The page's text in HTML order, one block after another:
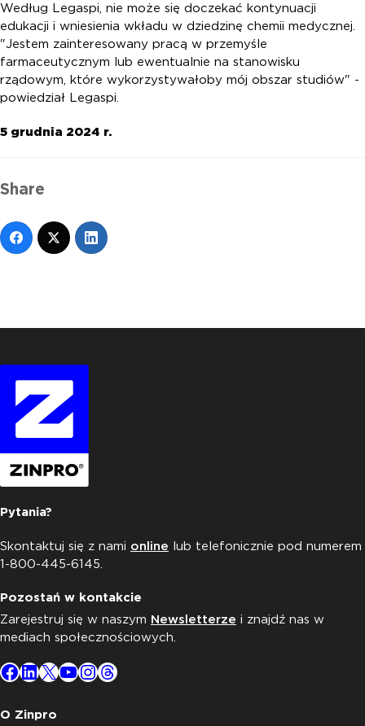
Według Legaspi, nie może się doczekać kontynuacji
edukacji i wniesienia wkładu w dziedzinę chemii medycznej.
"Jestem zainteresowany pracą w przemyśle
farmaceutycznym lub ewentualnie na stanowisku
rządowym, które wykorzystywałoby mój obszar studiów" -
powiedział Legaspi.
5 grudnia 2024 r.
Share
Pytania?
Skontaktuj się z nami online lub telefonicznie pod numerem
1-800-445-6145.
Pozostań w kontakcie
Zarejestruj się w naszym Newsletterze i znajdź nas w
mediach społecznościowych.
Facebook
LinkedIn
X YouTube
Instagram
Threads
O Zinpro